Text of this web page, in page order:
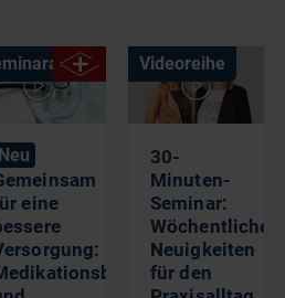
Neu
eine
30-
Minuten-
Seminar:
Wöchentliche
Neuigkeiten
für den
Videoreihe